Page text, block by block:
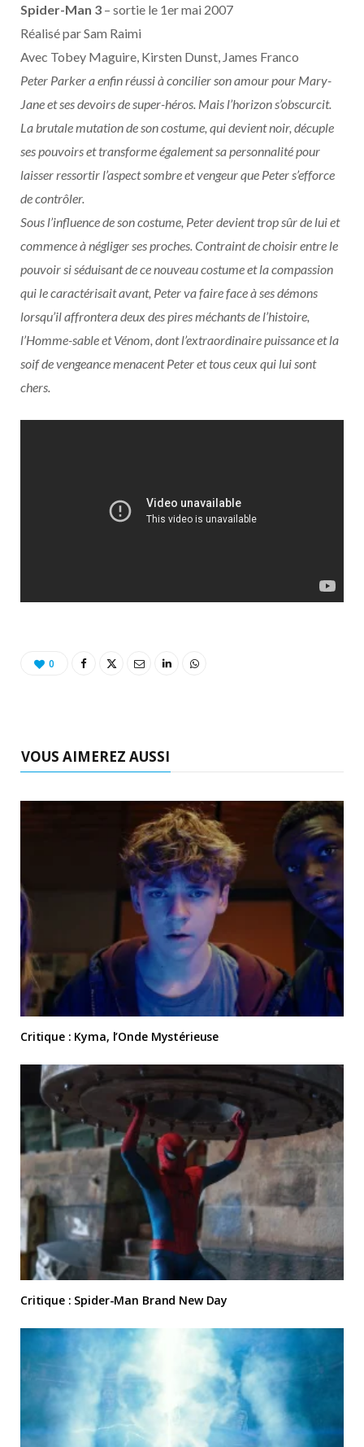
Spider-Man 3 – sortie le 1er mai 2007
Réalisé par Sam Raimi
Avec Tobey Maguire, Kirsten Dunst, James Franco
Peter Parker a enfin réussi à concilier son amour pour Mary-
Jane et ses devoirs de super-héros. Mais l’horizon s’obscurcit.
La brutale mutation de son costume, qui devient noir, décuple
ses pouvoirs et transforme également sa personnalité pour
laisser ressortir l’aspect sombre et vengeur que Peter s’efforce
de contrôler.
Sous l’influence de son costume, Peter devient trop sûr de lui et
commence à négliger ses proches. Contraint de choisir entre le
pouvoir si séduisant de ce nouveau costume et la compassion
qui le caractérisait avant, Peter va faire face à ses démons
lorsqu’il affrontera deux des pires méchants de l’histoire,
l’Homme-sable et Vénom, dont l’extraordinaire puissance et la
soif de vengeance menacent Peter et tous ceux qui lui sont
chers.
0
VOUS AIMEREZ AUSSI
Critique : Kyma, l’Onde Mystérieuse
Critique : Spider-Man Brand New Day